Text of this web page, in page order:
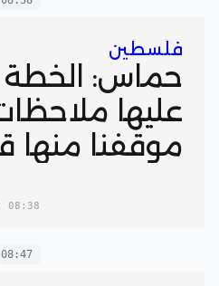
فلسطين
حماس: الخطة
عليها
موقفنا منها
08:38
08:47